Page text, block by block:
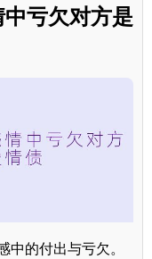
亏欠对方是
中的付出与亏欠。